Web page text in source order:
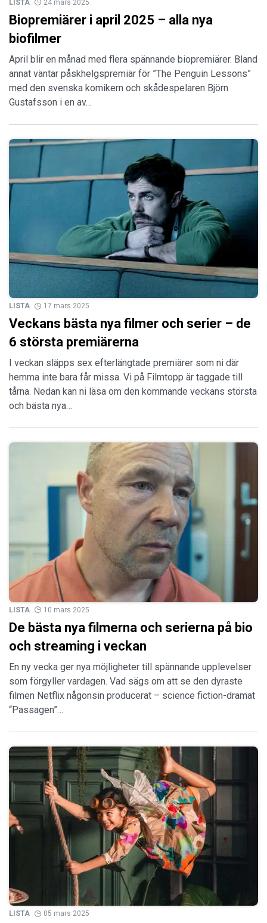
LISTA 24 mars 2025
Biopremiärer i april 2025 – alla nya
biofilmer
April blir en månad med flera spännande biopremiärer. Bland
annat väntar påskhelgspremiär för ”The Penguin Lessons”
med den svenska komikern och skådespelaren Björn
Gustafsson i en av…
LISTA 17 mars 2025
Veckans bästa nya filmer och serier – de
6 största premiärerna
I veckan släpps sex efterlängtade premiärer som ni där
hemma inte bara får missa. Vi på Filmtopp är taggade till
tårna. Nedan kan ni läsa om den kommande veckans största
och bästa nya…
LISTA 10 mars 2025
De bästa nya filmerna och serierna på bio
och streaming i veckan
En ny vecka ger nya möjligheter till spännande upplevelser
som förgyller vardagen. Vad sägs om att se den dyraste
filmen Netflix någonsin producerat – science fiction-dramat
“Passagen”…
LISTA 05 mars 2025